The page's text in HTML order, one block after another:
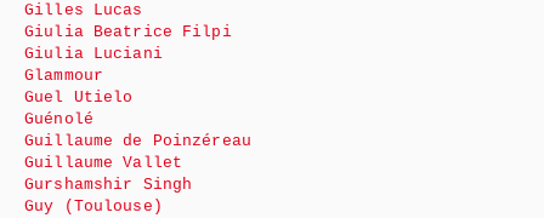
Gilles Lucas
Giulia Beatrice Filpi
Giulia Luciani
Glammour
Guel Utielo
Guénolé
Guillaume de Poinzéreau
Guillaume Vallet
Gurshamshir Singh
Guy (Toulouse)